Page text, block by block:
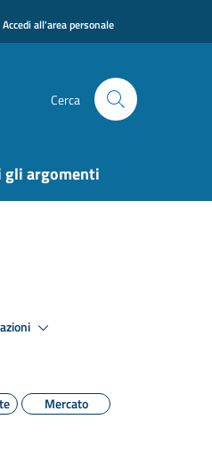
Accedi all'area personale
Cerca
gli argomenti
Mercato